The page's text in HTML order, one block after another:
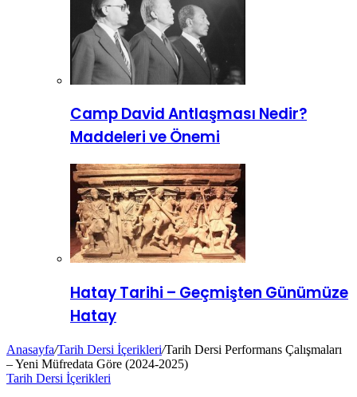
Camp David Antlaşması Nedir?
Maddeleri ve Önemi
Hatay Tarihi – Geçmişten Günümüze
Hatay
Anasayfa/Tarih Dersi İçerikleri/Tarih Dersi Performans Çalışmaları
– Yeni Müfredata Göre (2024-2025)
Tarih Dersi İçerikleri